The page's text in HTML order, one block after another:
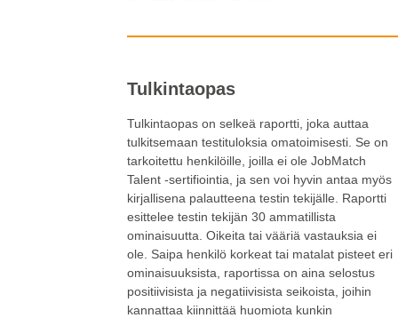
Tulkintaopas
Tulkintaopas on selkeä raportti, joka auttaa
tulkitsemaan testituloksia omatoimisesti. Se on
tarkoitettu henkilöille, joilla ei ole JobMatch
Talent -sertifiointia, ja sen voi hyvin antaa myös
kirjallisena palautteena testin tekijälle. Raportti
esittelee testin tekijän 30 ammatillista
ominaisuutta. Oikeita tai vääriä vastauksia ei
ole. Saipa henkilö korkeat tai matalat pisteet eri
ominaisuuksista, raportissa on aina selostus
positiivisista ja negatiivisista seikoista, joihin
kannattaa kiinnittää huomiota kunkin